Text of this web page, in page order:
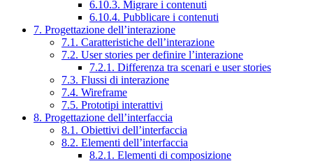
6.10.3. Migrare i contenuti
6.10.4. Pubblicare i contenuti
7. Progettazione dell’interazione
7.1. Caratteristiche dell’interazione
7.2. User stories per definire l’interazione
7.2.1. Differenza tra scenari e user stories
7.3. Flussi di interazione
7.4. Wireframe
7.5. Prototipi interattivi
8. Progettazione dell’interfaccia
8.1. Obiettivi dell’interfaccia
8.2. Elementi dell’interfaccia
8.2.1. Elementi di composizione